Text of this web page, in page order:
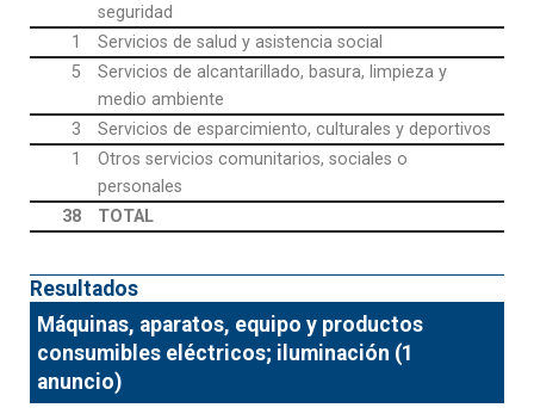
seguridad
1
Servicios de salud y asistencia social
5
Servicios de alcantarillado, basura, limpieza y
medio ambiente
3
Servicios de esparcimiento, culturales y deportivos
1
Otros servicios comunitarios, sociales o
personales
38
TOTAL
Resultados
Máquinas, aparatos, equipo y productos
consumibles eléctricos; iluminación (1
anuncio)